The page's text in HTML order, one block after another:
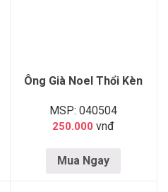
Ông Già Noel Thổi Kèn
MSP: 040504
250.000 vnđ
Mua Ngay